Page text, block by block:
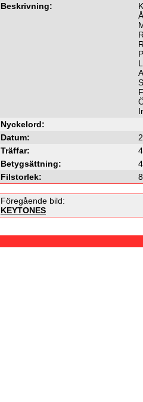
Beskrivning:
Nyckelord:
Datum:
Träffar:
Betygsättning:
Filstorlek:
Föregående bild:
KEYTONES